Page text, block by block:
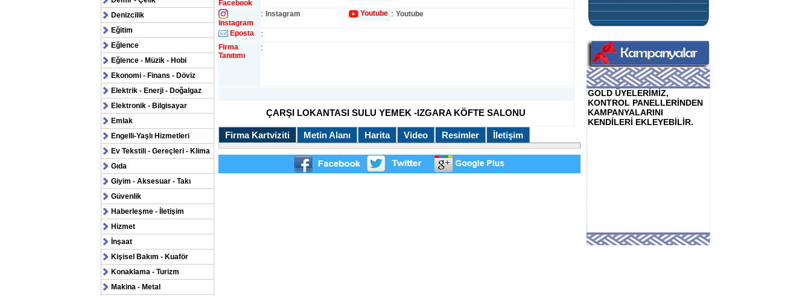
Denizcilik
Eğitim
Eğlence
Eğlence - Müzik - Hobi
Ekonomi - Finans - Döviz
Elektrik - Enerji - Doğalgaz
Elektronik - Bilgisayar
Emlak
Engelli-Yaşlı Hizmetleri
Ev Tekstili - Gereçleri - Klima
Gıda
Giyim - Aksesuar - Takı
Güvenlik
Haberleşme - İletişim
Hizmet
İnşaat
Kişisel Bakım - Kuaför
Konaklama - Turizm
Makina - Metal
Facebook
Instagram
: Instagram Youtube : Youtube
Eposta :
Firma
Tanıtımı
:
ÇARŞI LOKANTASI SULU YEMEK -IZGARA KÖFTE SALONU
Firma Kartviziti Metin Alanı Harita Video Resimler İletişim
GOLD ÜYELERİMİZ,
KONTROL PANELLERİNDEN
KAMPANYALARINI
KENDİLERİ EKLEYEBİLİR.